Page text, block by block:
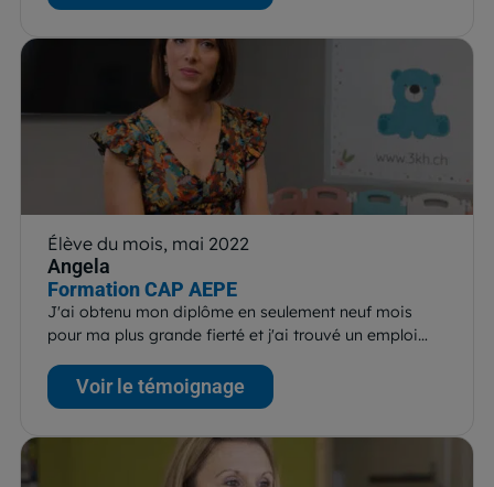
Élève du mois, mai 2022
Angela
Formation CAP AEPE
J'ai obtenu mon diplôme en seulement neuf mois
pour ma plus grande fierté et j'ai trouvé un emploi…
Voir le témoignage